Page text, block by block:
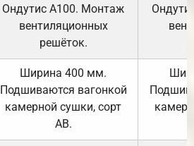
Ондутис А100. Монтаж
вентиляционных
решёток.
Ширина 400 мм.
Подшиваются вагонкой
камерной сушки, сорт
АВ.